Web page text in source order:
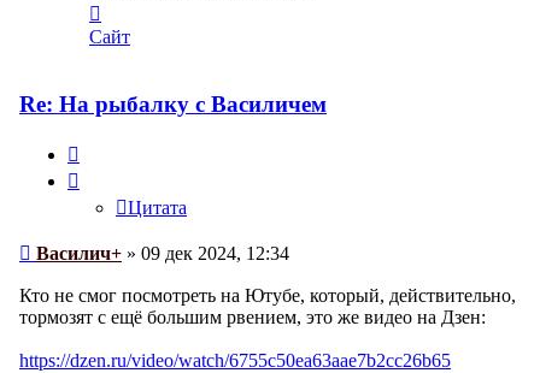
информация
пользователя
Сайт
Re: На рыбалку с Василичем
Цитата
Сообщение
Василич+ » 09 дек 2024, 12:34
Кто не смог посмотреть на Ютубе, который, действительно,
тормозят с ещё большим рвением, это же видео на Дзен:
https://dzen.ru/video/watch/6755c50ea63aae7b2cc26b65